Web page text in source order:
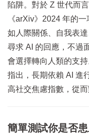
陷阱。對於 Z 世代而
《arXiv》2024 年的
如人際關係、自我表
尋求 AI 的回應，不過
會選擇轉向人類的支
指出，長期依賴 AI 進
高社交焦慮指數，從
簡單測試你是否